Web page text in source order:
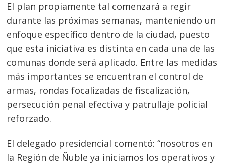
El plan propiamente tal comenzará a regir
durante las próximas semanas, manteniendo un
enfoque específico dentro de la ciudad, puesto
que esta iniciativa es distinta en cada una de las
comunas donde será aplicado. Entre las medidas
más importantes se encuentran el control de
armas, rondas focalizadas de fiscalización,
persecución penal efectiva y patrullaje policial
reforzado.
El delegado presidencial comentó: “nosotros en
la Región de Ñuble ya iniciamos los operativos y